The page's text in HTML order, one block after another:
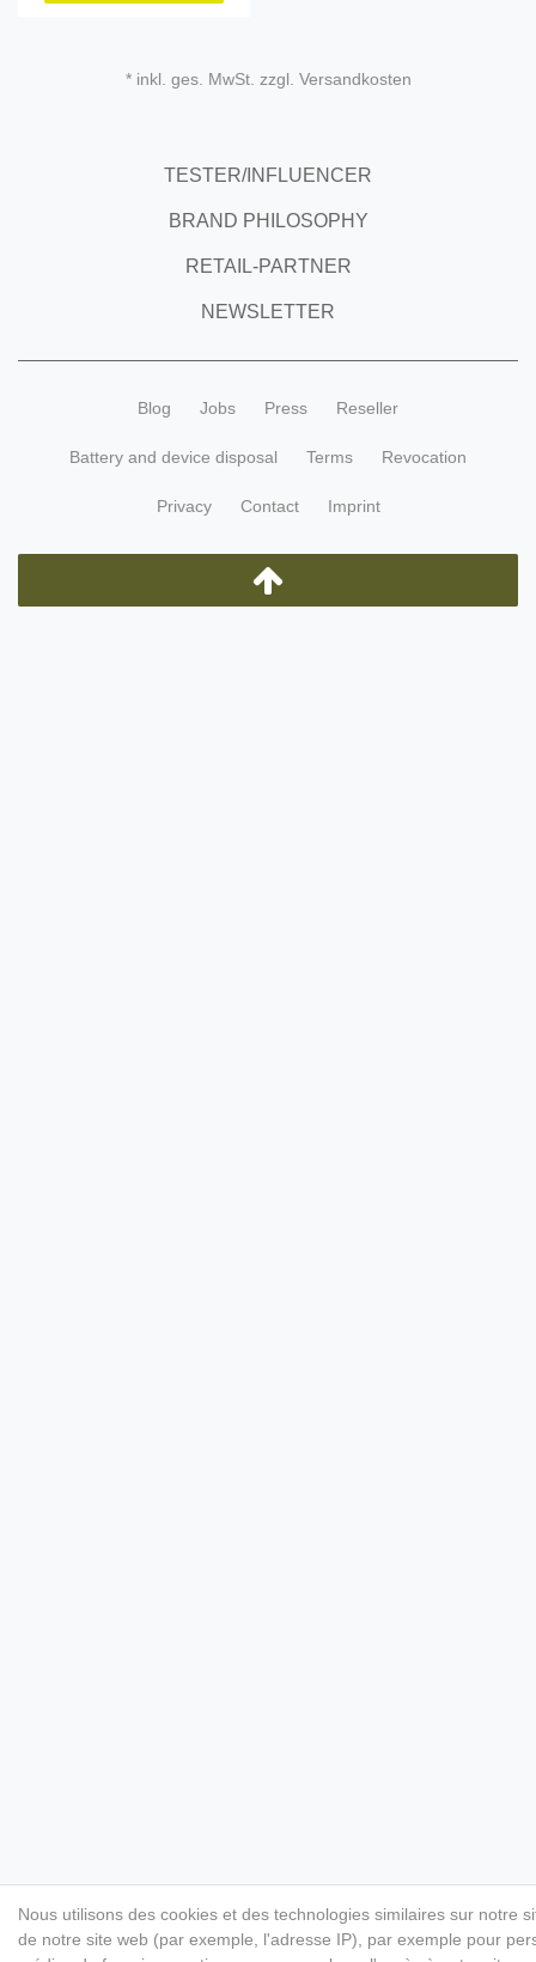
* inkl. ges. MwSt. zzgl. Versandkosten
TESTER/INFLUENCER
BRAND PHILOSOPHY
RETAIL-PARTNER
NEWSLETTER
Blog Jobs Press Reseller
Battery and device disposal Terms Revocation
Privacy Contact Imprint
Nous utilisons des cookies et des technologies similaires sur notre
de notre site web (par exemple, l'adresse IP), par exemple pour